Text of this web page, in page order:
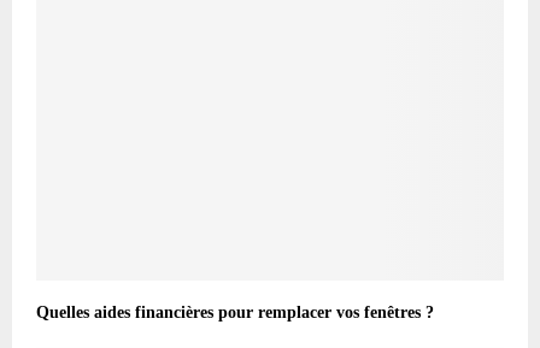
Quelles aides financières pour remplacer vos fenêtres ?